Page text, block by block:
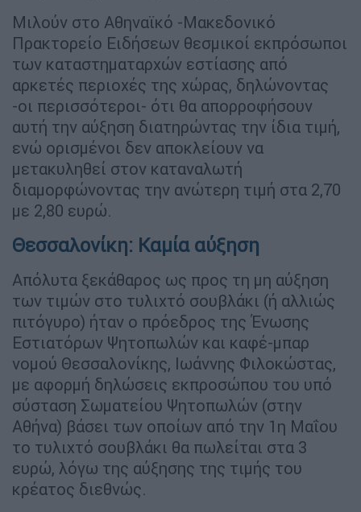
Μιλούν στο Αθηναϊκό -Μακεδονικό
Πρακτορείο Ειδήσεων θεσμικοί εκπρόσωποι
των καταστηματαρχών εστίασης από
αρκετές περιοχές της χώρας, δηλώνοντας
-οι περισσότεροι- ότι θα απορροφήσουν
αυτή την αύξηση διατηρώντας την ίδια τιμή,
ενώ ορισμένοι δεν αποκλείουν να
μετακυληθεί στον καταναλωτή
διαμορφώνοντας την ανώτερη τιμή στα 2,70
με 2,80 ευρώ.
Θεσσαλονίκη: Καμία αύξηση
Απόλυτα ξεκάθαρος ως προς τη μη αύξηση
των τιμών στο τυλιχτό σουβλάκι (ή αλλιώς
πιτόγυρο) ήταν ο πρόεδρος της Ένωσης
Εστιατόρων Ψητοπωλών και καφέ-μπαρ
νομού Θεσσαλονίκης, Ιωάννης Φιλοκώστας,
με αφορμή δηλώσεις εκπροσώπου του υπό
σύσταση Σωματείου Ψητοπωλών (στην
Αθήνα) βάσει των οποίων από την 1η Μαΐου
το τυλιχτό σουβλάκι θα πωλείται στα 3
ευρώ, λόγω της αύξησης της τιμής του
κρέατος διεθνώς.